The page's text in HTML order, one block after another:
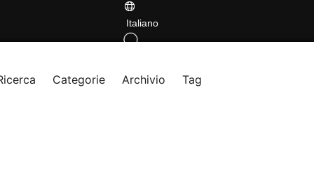
Italiano
Categorie Archivio Tag